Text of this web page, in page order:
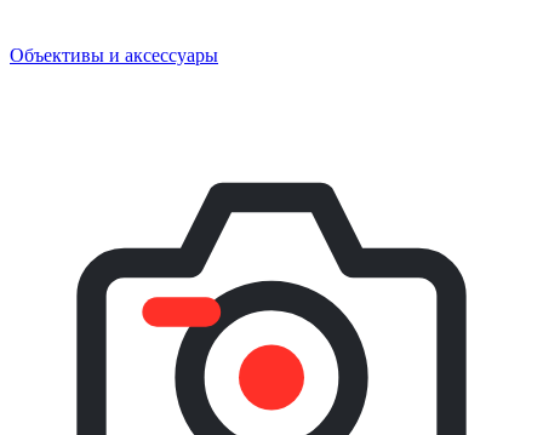
Объективы и аксессуары